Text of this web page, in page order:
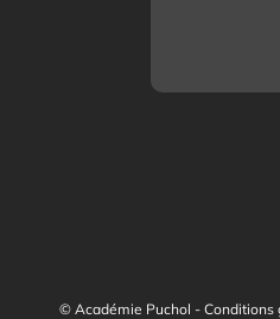
© Académie Puchol - Conditions